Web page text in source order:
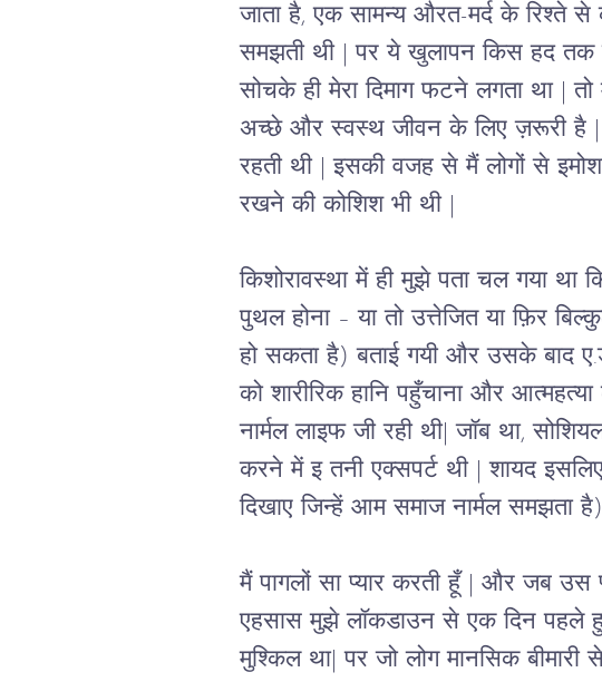
जाता है, एक सामन्य औरत-मर्द के रिश्ते से
समझती थी
| पर ये खुलापन किस हद तक
सोचके ही मेरा दिमाग फटने लगता था
तो
अच्छे और स्वस्थ जीवन के लिए ज़रूरी है
रहती थी
| इसकी वजह से मैं लोगों से
रखने की कोशिश भी थी
किशोरावस्था में ही मुझे पता चल गया था
पुथल होना – या तो उत्तेजित या फ़िर
हो सकता है) बताई गयी और उसके बाद
को शारीरिक हानि पहुँचाना और
नार्मल लाइफ जी रही थी| जॉब था,
करने में इ तनी एक्सपर्ट थी
| शायद
दिखाए जिन्हें आम समाज नार्मल समझता
मैं पागलों सा प्यार करती हूँ और जब उस
एहसास मुझे लॉकडाउन से एक दिन पहले
मुश्किल था| पर जो लोग मानसिक